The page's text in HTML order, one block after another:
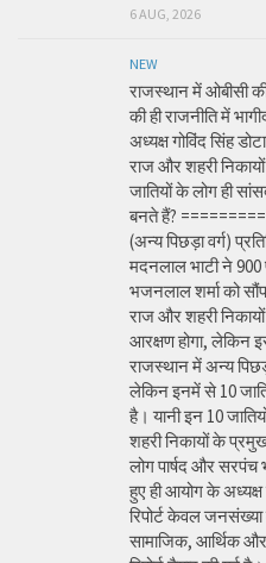
6 AUG, 2026
NEW
राजस्थान में ओबीसी
की ही राजनीति में
अध्यक्ष गोविंद सिंह
राज और शहरी
जातियों के लोग ही
बनते हैं?
(अन्य पिछड़ा वर्ग)
मदनलाल भाटी ने 900
भजनलाल शर्मा को
राज और शहरी
आरक्षण होगा, लेकिन
राजस्थान में अन्य
लेकिन इनमें से 10
है। यानी इन 10
शहरी निकायों के
लोग पार्षद और
हुए ही आयोग के अध्यक्ष
रिपोर्ट केवल
सामाजिक, आर्थिक